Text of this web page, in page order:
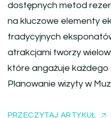
dostępnych metod
na kluczowe elementy
tradycyjnych
atrakcjami tworzy
które angażuje
Planowanie wizyty w
PRZECZYTAJ ARTYKUŁ